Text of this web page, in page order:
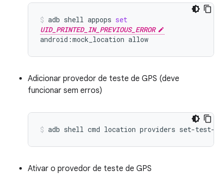
adb shell appops set
UID_PRINTED_IN_PREVIOUS_ERROR
android:mock_location allow
Adicionar provedor de teste de GPS (deve
funcionar sem erros)
adb shell cmd location providers set-test-
Ativar o provedor de teste de GPS